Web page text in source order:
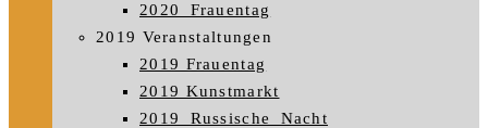
2020_Frauentag
2019 Veranstaltungen
2019 Frauentag
2019 Kunstmarkt
2019_Russische_Nacht